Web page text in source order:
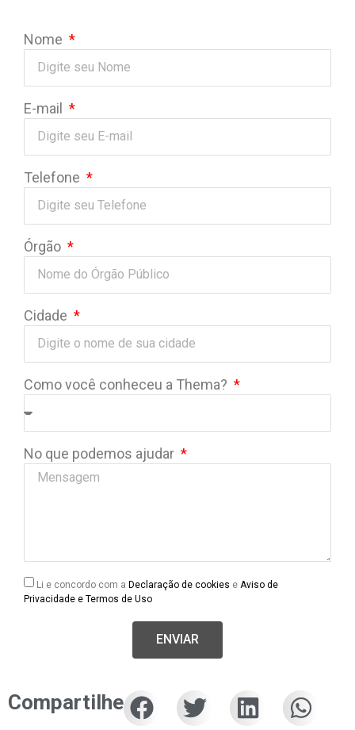
Nome
E-mail
Telefone
Órgão
Cidade
Como você conheceu a Thema?
No que podemos ajudar
Li e concordo com a Declaração de cookies e Aviso de
Privacidade e Termos de Uso
ENVIAR
Compartilhe